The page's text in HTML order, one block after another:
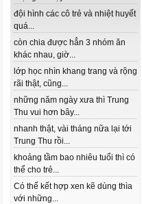
đội hình các cô trẻ và nhiệt huyết
quá...
còn chia được hẳn 3 nhóm ăn
khác nhau, giờ...
lớp học nhìn khang trang và rộng
rãi thật, cũng...
những năm ngày xưa thì Trung
Thu vui hơn bây...
nhanh thật, vài tháng nữa lại tới
Trung Thu rồi...
khoảng tầm bao nhiêu tuổi thì có
thể cho trẻ...
Có thể kết hợp xen kẽ dùng thìa
với những...